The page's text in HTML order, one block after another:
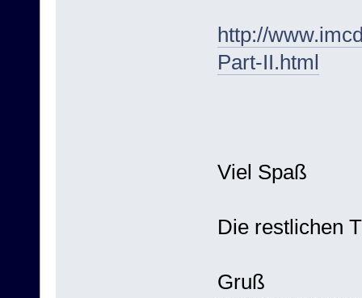
http://
Part-II.html
Viel Spaß
Die restlichen
Gruß